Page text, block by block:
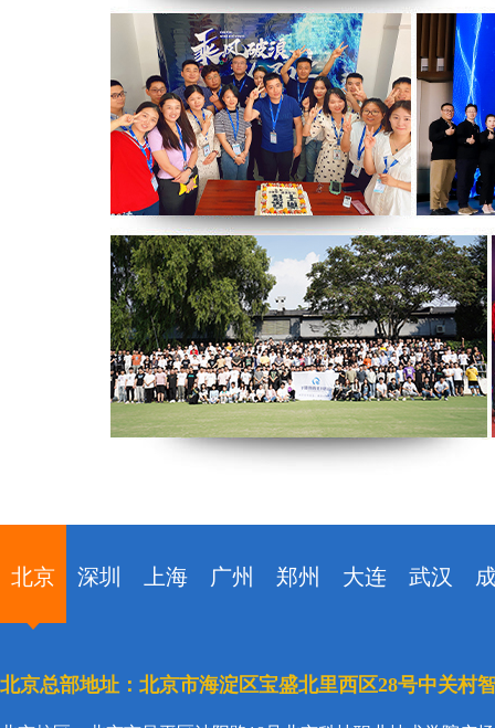
北京 深圳 上海 广州 郑州 大连 武汉
北京总部地址：北京市海淀区宝盛北里西区28号中关村